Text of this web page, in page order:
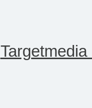
Targetmedia